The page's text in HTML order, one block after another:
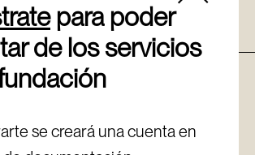
para poder
de los servicios
se creará una cuenta en